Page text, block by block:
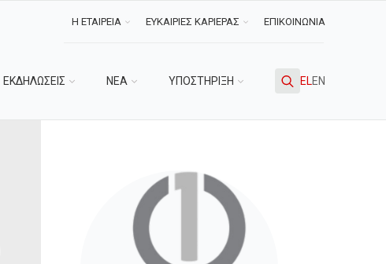
Η ΕΤΑΙΡΕΙΑ ΕΥΚΑΙΡΙΕΣ ΚΑΡΙΕΡΑΣ ΕΠΙΚΟΙΝΩΝΙΑ
ΕΚΔΗΛΩΣΕΙΣ ΝΕΑ ΥΠΟΣΤΗΡΙΞΗ
for:
ELEN